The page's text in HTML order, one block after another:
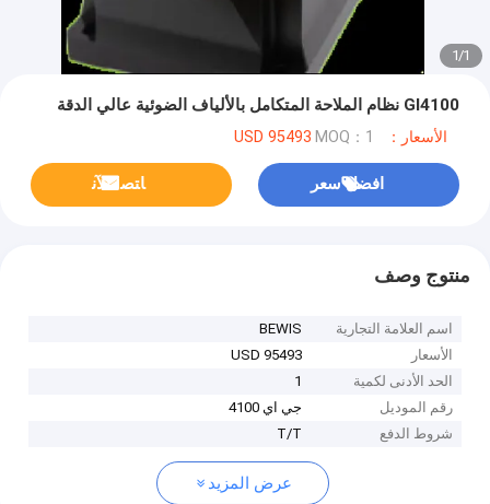
1
/
1
GI4100 نظام الملاحة المتكامل بالألياف الضوئية عالي الدقة
الأسعار：USD 95493 MOQ：1
افضل سعر ﺎﺘﺼﻟ ﺍﻶﻧ
منتوج وصف
اسم العلامة التجارية
BEWIS
الأسعار
USD 95493
الحد الأدنى لكمية
1
رقم الموديل
جي اي 4100
شروط الدفع
T/T
عرض المزيد